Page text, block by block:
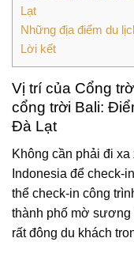
Lạt
Những địa điểm du
Lời kết
Vị trí của Cổng
cổng trời Bali:
Đà Lạt
Không cần phải đi xa
Indonesia để check-
thể check-in công
thành phố mờ
rất đông du khách